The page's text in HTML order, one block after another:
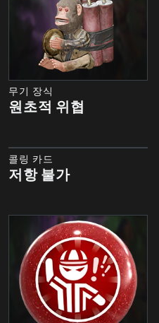
무기 장식
원초적 위협
콜링 카드
저항 불가